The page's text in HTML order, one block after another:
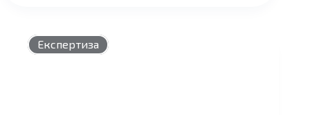
Експертиза